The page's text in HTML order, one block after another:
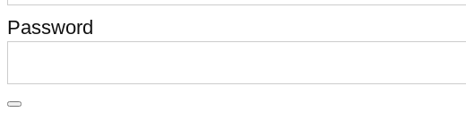
Password